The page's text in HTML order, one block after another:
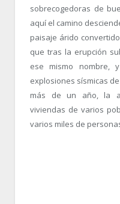
sobrecogedoras de
aquí el camino
paisaje árido
que tras la erupción
ese mismo
explosiones sísmicas
más de un año, la
viviendas de varios
varios miles de